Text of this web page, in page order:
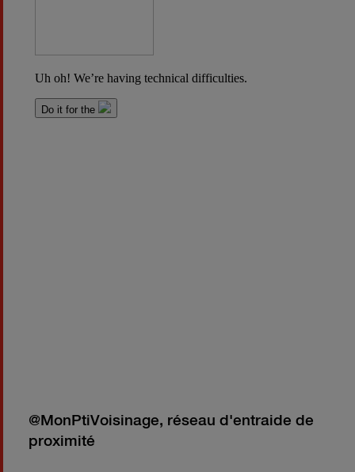
@MonPtiVoisinage, réseau d'entraide de
proximité